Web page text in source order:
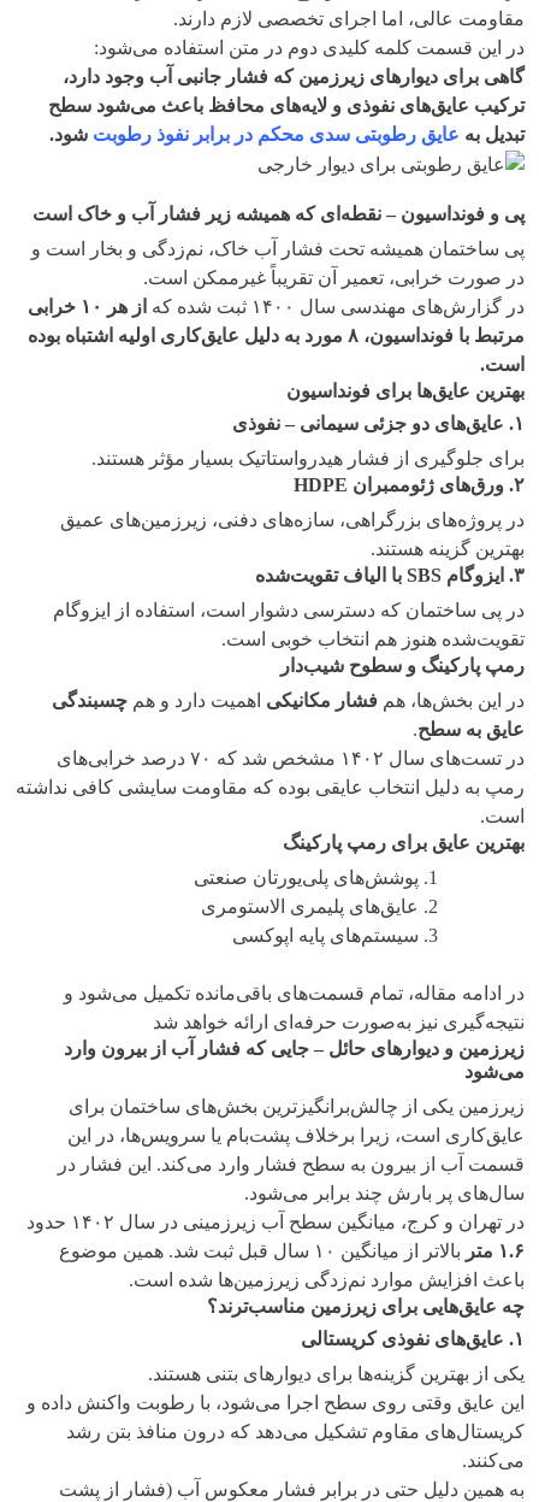
مقاومت عالی، اما اجرای تخصصی لازم دارند.
در این قسمت کلمه کلیدی دوم در متن استفاده می‌شود:
گاهی برای دیوارهای زیرزمین که فشار جانبی آب وجود دارد،
ترکیب عایق‌های نفوذی و لایه‌های محافظ باعث می‌شود سطح
تبدیل به عایق رطوبتی سدی محکم در برابر نفوذ رطوبت شود.
پی و فونداسیون – نقطه‌ای که همیشه زیر فشار آب و خاک است
پی ساختمان همیشه تحت فشار آب خاک، نم‌زدگی و بخار است و
در صورت خرابی، تعمیر آن تقریباً غیرممکن است.
در گزارش‌های مهندسی سال ۱۴۰۰ ثبت شده که
از هر ۱۰ خرابی
مرتبط با فونداسیون، ۸ مورد به دلیل عایق‌کاری اولیه اشتباه بوده
است.
بهترین عایق‌ها برای فونداسیون
۱. عایق‌های دو جزئی سیمانی – نفوذی
برای جلوگیری از فشار هیدرواستاتیک بسیار مؤثر هستند.
۲. ورق‌های ژئوممبران
در پروژه‌های بزرگراهی، سازه‌های دفنی، زیرزمین‌های عمیق
بهترین گزینه هستند.
۳. ایزوگام
با الیاف تقویت‌شده
در پی ساختمان که دسترسی دشوار است، استفاده از ایزوگام
تقویت‌شده هنوز هم انتخاب خوبی است.
رمپ پارکینگ و سطوح شیب‌دار
در این بخش‌ها، هم فشار مکانیکی اهمیت دارد و هم چسبندگی
عایق به سطح.
در تست‌های سال ۱۴۰۲ مشخص شد که ۷۰ درصد خرابی‌های
رمپ به دلیل انتخاب عایقی بوده که مقاومت سایشی کافی نداشته
است.
بهترین عایق برای رمپ پارکینگ
پوشش‌های پلی‌یورتان صنعتی
عایق‌های پلیمری الاستومری
سیستم‌های پایه اپوکسی
در ادامه مقاله، تمام قسمت‌های باقی‌مانده تکمیل می‌شود و
نتیجه‌گیری نیز به‌صورت حرفه‌ای ارائه خواهد شد
زیرزمین و دیوارهای حائل – جایی که فشار آب از بیرون وارد
می‌شود
زیرزمین یکی از چالش‌برانگیزترین بخش‌های ساختمان برای
عایق‌کاری است، زیرا برخلاف پشت‌بام یا سرویس‌ها، در این
قسمت آب از بیرون به سطح فشار وارد می‌کند. این فشار در
سال‌های پر بارش چند برابر می‌شود.
در تهران و کرج، میانگین سطح آب زیرزمینی در سال ۱۴۰۲ حدود
۱.۶ متر
بالاتر از میانگین ۱۰ سال قبل ثبت شد. همین موضوع
باعث افزایش موارد نم‌زدگی زیرزمین‌ها شده است.
چه عایق‌هایی برای زیرزمین مناسب‌ترند؟
۱. عایق‌های نفوذی کریستالی
یکی از بهترین گزینه‌ها برای دیوارهای بتنی هستند.
این عایق وقتی روی سطح اجرا می‌شود، با رطوبت واکنش داده و
کریستال‌های مقاوم تشکیل می‌دهد که درون منافذ بتن رشد
می‌کنند.
به همین دلیل حتی در برابر فشار معکوس آب (فشار از پشت